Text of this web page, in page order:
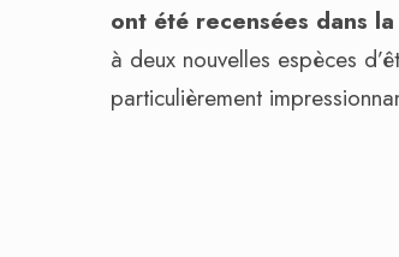
ont été recensées dans
à deux nouvelles espèces
particulièrement